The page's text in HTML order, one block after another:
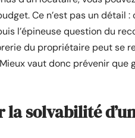
Ce n’est pas un
l’épineuse question du
du propriétaire peut se
vaut donc prévenir
solvabilité